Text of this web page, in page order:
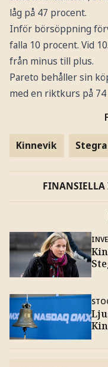
låg på 47 procent.
Inför börsöppning
falla 10 procent. Vid
från minus till plus.
Pareto behåller sin
med en riktkurs på
Kinnevik Stegra
FINANSIELLA